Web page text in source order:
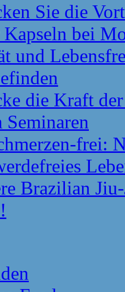
Sie die
Kapseln bei
und
die Kraft
frei:
Brazilian